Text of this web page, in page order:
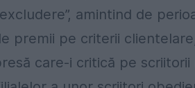
amintind de
premii pe criterii
care-i critică pe